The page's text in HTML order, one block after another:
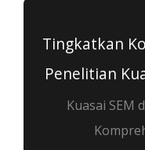
Tingkatkan
Penelitian
Kuasai SEM